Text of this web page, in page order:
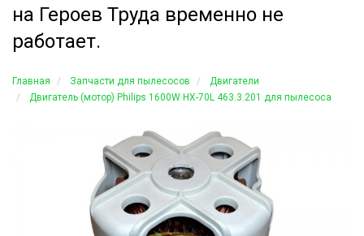
на Героев Труда временно не
работает.
Главная Запчасти для пылесосов
Двигатели
Двигатель (мотор) Philips 1600W HX-70L 463.3.201 для пылесоса